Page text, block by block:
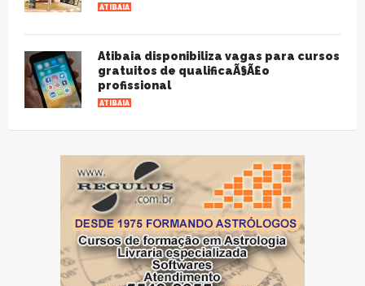
ATIBAIA
Atibaia disponibiliza vagas para cursos
gratuitos de qualificaÃ§Ã£o
profissional
ATIBAIA